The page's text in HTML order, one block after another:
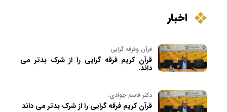
اخبار
قرآن وفرقه گرایی
قرآن کریم فرقه گرایی را از شرک بدتر می
داند.
دکتر قاسم جوادی:
قرآن کریم فرقه گرایی را از شرک بدتر می داند